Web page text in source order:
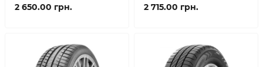
2 650.00 грн. 2 715.00 грн.